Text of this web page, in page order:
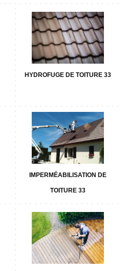
HYDROFUGE DE TOITURE 33
IMPERMÉABILISATION DE
TOITURE 33